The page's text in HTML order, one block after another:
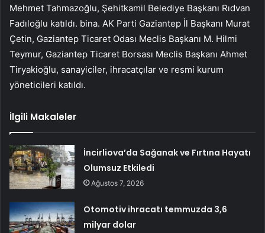
Mehmet Tahmazoğlu, Şehitkamil Belediye Başkanı Rıdvan
Fadıloğlu katıldı. bina. AK Parti Gaziantep İl Başkanı Murat
Çetin, Gaziantep Ticaret Odası Meclis Başkanı M. Hilmi
Teymur, Gaziantep Ticaret Borsası Meclis Başkanı Ahmet
Tiryakioğlu, sanayiciler, ihracatçılar ve resmi kurum
yöneticileri katıldı.
İlgili Makaleler
İncirliova’da Sağanak ve Fırtına Hayatı
Olumsuz Etkiledi
Ağustos 7, 2026
Otomotiv ihracatı temmuzda 3,6
milyar dolar